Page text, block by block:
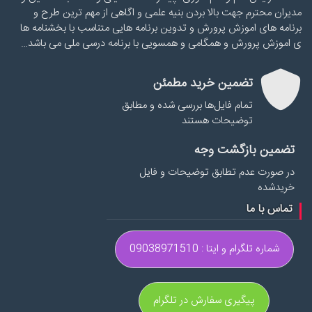
مدیران محترم جهت بالا بردن بنیه علمی و اگاهی از مهم ترین طرح و
برنامه های اموزش پرورش و تدوین برنامه هایی متناسب با بخشنامه ها
ی اموزش پرورش و همگامی و همسویی با برنامه درسی ملی می باشد…
تضمین خرید مطمئن
تمام فایل‌ها بررسی شده و مطابق
توضیحات هستند
تضمین بازگشت وجه
در صورت عدم تطابق توضیحات و فایل
خریدشده
تماس با ما
شماره تلگرام و ایتا : 09038971510
پیگیری سفارش در تلگرام